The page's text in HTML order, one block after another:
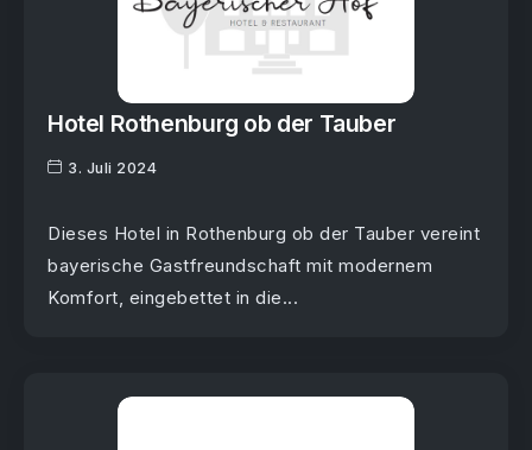
Hotel Rothenburg ob der Tauber
3. Juli 2024
Dieses Hotel in Rothenburg ob der Tauber vereint
bayerische Gastfreundschaft mit modernem
Komfort, eingebettet in die...